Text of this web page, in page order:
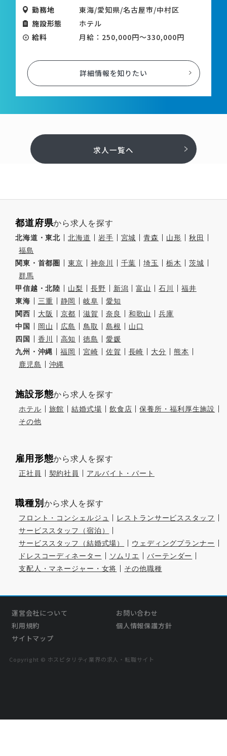
市/中村区
330,000円
施設形態
ホテル
給料
詳細情報を知りたい
求人一覧へ
都道府県から求人を探す
北海道・東北 北海道 岩手 宮城 青森 山形
秋田
福島
関東・首都圏
東京 神奈川 千葉 埼玉 栃木
茨城
群馬
甲信越・北陸
山梨 長野 新潟 富山 石川
福井
東海
三重 静岡 岐阜
愛知
関西
大阪 京都 滋賀 奈良 和歌山
兵庫
中国
岡山 広島 鳥取 島根
山口
四国
香川 高知 徳島
愛媛
九州・沖縄
福岡 宮崎 佐賀 長崎 大分
熊本
鹿児島
沖縄
施設形態から求人を探す
ホテル 旅館 結婚式場 飲食店
保養所・福利厚生施設
その他
雇用形態から求人を探す
正社員 契約社員 アルバイト・パート
職種別 から求人を探す
フロント・コンシェルジュ
レストランサービススタッフ
サービススタッフ（宿泊）
サービススタッフ（結婚式場）
ウェディングプランナー
ドレスコーディネーター
ソムリエ
バーテンダー
支配人・マネージャー・女将
その他職種
運営会社について
お問い合わせ
利用規約
個人情報保護方針
サイトマップ
Copyright © ホスピタリティ業界の求人・転職サイト